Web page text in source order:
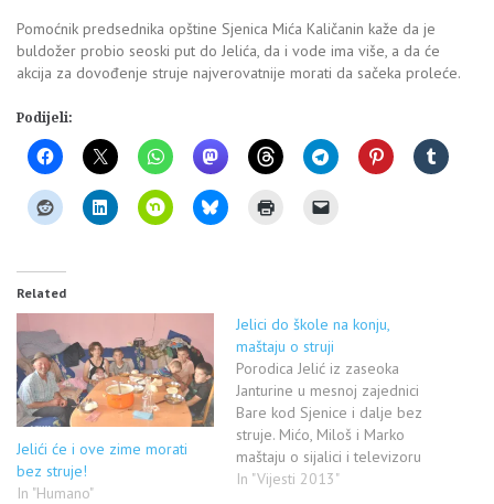
Pomoćnik predsednika opštine Sjenica Mića Kaličanin kaže da je
buldožer probio seoski put do Jelića, da i vode ima više, a da će
akcija za dovođenje struje najverovatnije morati da sačeka proleće.
Podijeli:
Related
Jelići će i ove zime morati
bez struje!
In "Humano"
Jelici do škole na konju,
maštaju o struji
Porodica Jelić iz zaseoka
Janturine u mesnoj zajednici
Bare kod Sjenice i dalje bez
struje. Mićo, Miloš i Marko
maštaju o sijalici i televizoru
Kada smo prošle godine,
In "Vijesti 2013"